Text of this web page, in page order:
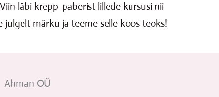
läbi krepp-paberist lillede kursusi nii
märku ja teeme selle koos teoks!
Ahman OÜ